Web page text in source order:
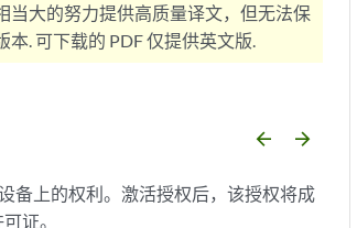
当大的努力提供高质量译文，但无法保
. 可下载的 PDF 仅提供英文版.
arrow_backward arrow_forward
备上的权利。激活授权后，该授权将成
证。